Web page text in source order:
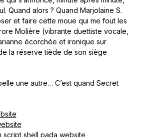
Quand alors ? Quand Marjolaine S.
et faire cette moue qui me fout les
Molière (vibrante duettiste vocale,
écorchée et ironique sur
la réserve tiède de son siège
une autre… C’est quand Secret
script shell pada website